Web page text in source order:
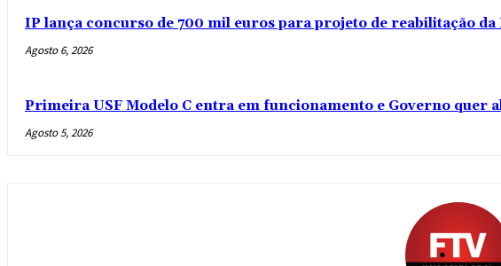
IP lança concurso de 700 mil euros para projeto de reabilitação da
Agosto 6, 2026
Primeira USF Modelo C entra em funcionamento e Governo quer
Agosto 5, 2026